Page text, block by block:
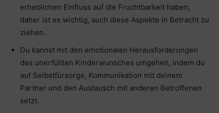
erheblichen Einfluss auf die Fruchtbarkeit haben,
daher ist es wichtig, auch diese Aspekte in Betracht zu
ziehen.
Du kannst mit den emotionalen Herausforderungen
des unerfüllten Kinderwunsches umgehen, indem du
auf Selbstfürsorge, Kommunikation mit deinem
Partner und den Austausch mit anderen Betroffenen
setzt.